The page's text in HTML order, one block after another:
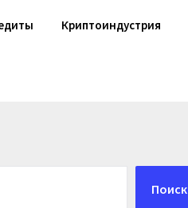
Криптоиндустрия
Поиск